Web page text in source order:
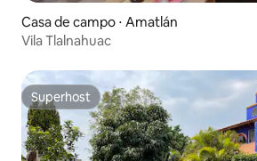
Casa de campo ⋅ Amatlán
Vila Tlalnahuac
Superhost
Superhost